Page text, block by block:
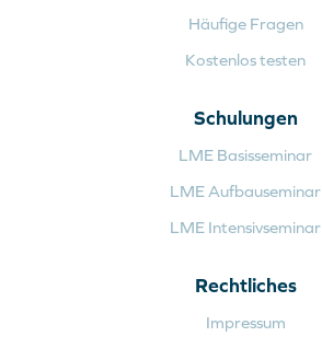
Häufige Fragen
Kostenlos testen
Schulungen
LME Basisseminar
LME Aufbauseminar
LME Intensivseminar
Rechtliches
Impressum